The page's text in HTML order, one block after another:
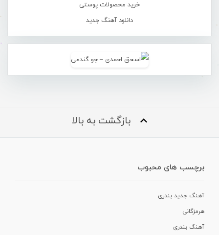
خرید محصولات پوستی
دانلود آهنگ جدید
بازگشت به بالا
برچسب های محبوب
آهنگ جدید بندری
هرمزگانی
آهنگ بندری